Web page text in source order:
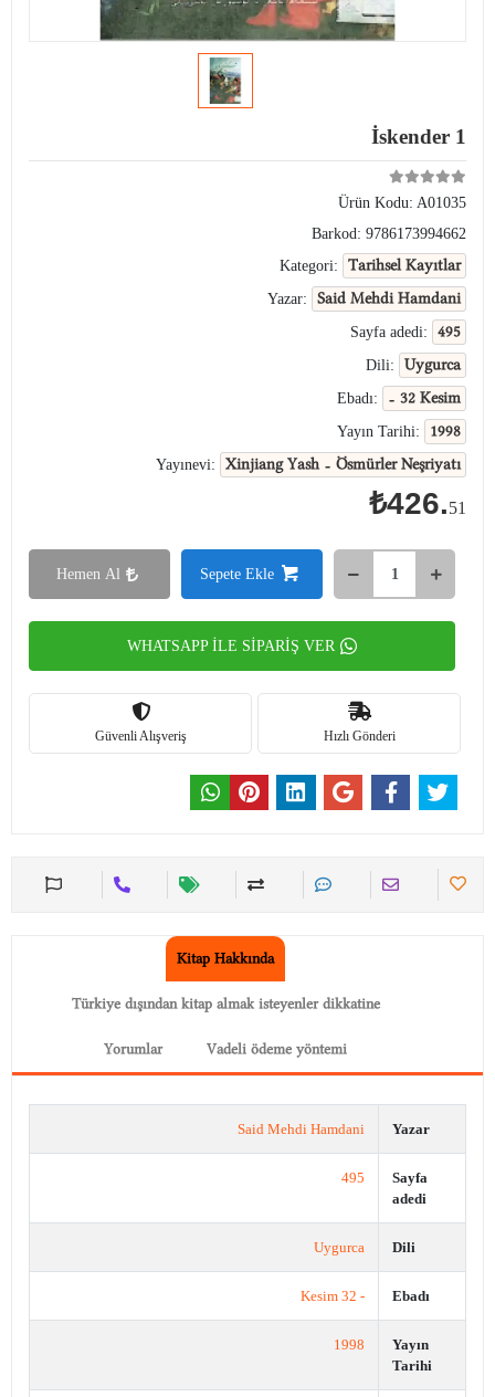
İskender 1
Ürün Kodu: A01035
Barkod: 9786173994662
Kategori:
Tarihsel Kayıtlar
Yazar: Said Mehdi Hamdani
Sayfa adedi: 495
Dili: Uygurca
Ebadı: - 32 Kesim
Yayın Tarihi: 1998
Yayınevi: Xinjiang Yash - Ösmürler Neşriyatı
₺426.51
Sepete Ekle
Hemen Al
WHATSAPP İLE SİPARİŞ VER
Hızlı Gönderi
Güvenli Alışveriş
Kitap Hakkında
Türkiye dışından kitap almak isteyenler dikkatine
Vadeli ödeme yöntemi
Yorumlar
Yazar
Said Mehdi Hamdani
Sayfa
adedi
495
Dili
Uygurca
Ebadı
- 32 Kesim
Yayın
Tarihi
1998